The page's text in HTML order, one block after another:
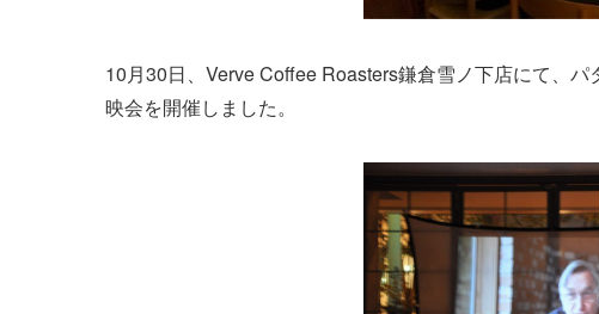
10月30日、Verve Coffee Roasters鎌倉雪ノ下店にて、
映会を開催しました。